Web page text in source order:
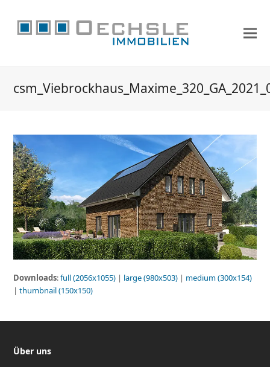
Downloads:full (2056x1055) | large (980x503) | medium (300x154)
|thumbnail (150x150)
Über uns